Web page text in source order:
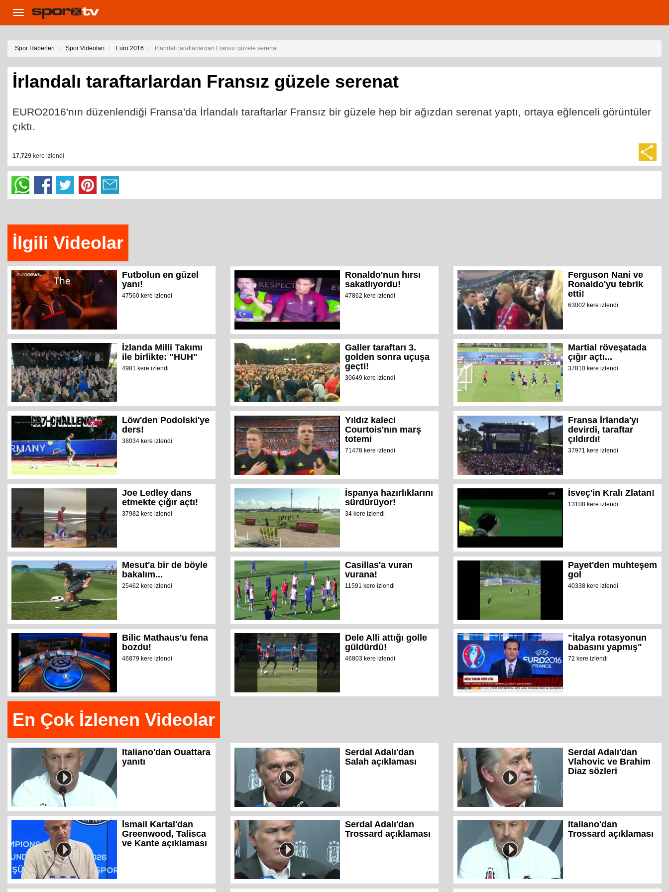
Toggle
navigation
Spor Haberleri Spor Videoları Euro 2016 İrlandalı taraftarlardan Fransız güzele serenat
İrlandalı taraftarlardan Fransız güzele serenat
EURO2016'nın düzenlendiği Fransa'da İrlandalı taraftarlar Fransız bir güzele hep bir ağızdan serenat yaptı, ortaya eğlenceli görüntüler
çıktı.
17,729 kere izlendi
İlgili Videolar
Futbolun en güzel
yanı!
47560 kere izlendi
Ronaldo'nun hırsı
sakatlıyordu!
47862 kere izlendi
Ferguson Nani ve
Ronaldo'yu tebrik
etti!
63002 kere izlendi
İzlanda Milli Takımı
ile birlikte: "HUH"
4981 kere izlendi
Galler taraftarı 3.
golden sonra uçuşa
geçti!
30649 kere izlendi
Martial röveşatada
çığır açtı...
37810 kere izlendi
Löw'den Podolski'ye
ders!
38034 kere izlendi
Yıldız kaleci
Courtois'nın marş
totemi
71478 kere izlendi
Fransa İrlanda'yı
devirdi, taraftar
çıldırdı!
37971 kere izlendi
Joe Ledley dans
etmekte çığır açtı!
37982 kere izlendi
İspanya hazırlıklarını
sürdürüyor!
34 kere izlendi
İsveç'in Kralı Zlatan!
13108 kere izlendi
Mesut'a bir de böyle
bakalım...
25462 kere izlendi
Casillas'a vuran
vurana!
11591 kere izlendi
Payet'den muhteşem
gol
40338 kere izlendi
Bilic Mathaus'u fena
bozdu!
46879 kere izlendi
Dele Alli attığı golle
güldürdü!
46803 kere izlendi
"İtalya rotasyonun
babasını yapmış"
72 kere izlendi
En Çok İzlenen Videolar
Italiano'dan Ouattara
yanıtı
Serdal Adalı'dan
Salah açıklaması
Serdal Adalı'dan
Vlahovic ve Brahim
Diaz sözleri
İsmail Kartal'dan
Greenwood, Talisca
ve Kante açıklaması
Serdal Adalı'dan
Trossard açıklaması
Italiano'dan
Trossard açıklaması